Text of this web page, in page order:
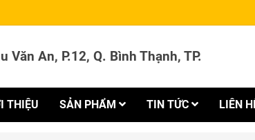
Văn An, P.12, Q. Bình Thạnh, TP.
THIỆU SẢN PHẨM TIN TỨC LIÊN